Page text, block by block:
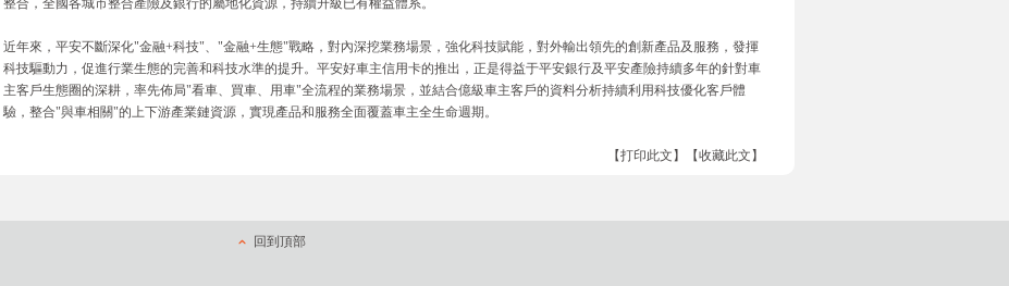
整合，全國各城市整合產險及銀行的屬地化資源，持續升級已有權益體系。
近年來，平安不斷深化"金融+科技"、"金融+生態"戰略，對內深挖業務場景，強化科技賦能，對外輸出領先的創新產品及服務，發揮
科技驅動力，促進行業生態的完善和科技水準的提升。平安好車主信用卡的推出，正是得益于平安銀行及平安產險持續多年的針對車
主客戶生態圈的深耕，率先佈局"看車、買車、用車"全流程的業務場景，並結合億級車主客戶的資料分析持續利用科技優化客戶體
驗，整合"與車相關"的上下游產業鏈資源，實現產品和服務全面覆蓋車主全生命週期。
【打印此文】 【收藏此文】
回到頂部